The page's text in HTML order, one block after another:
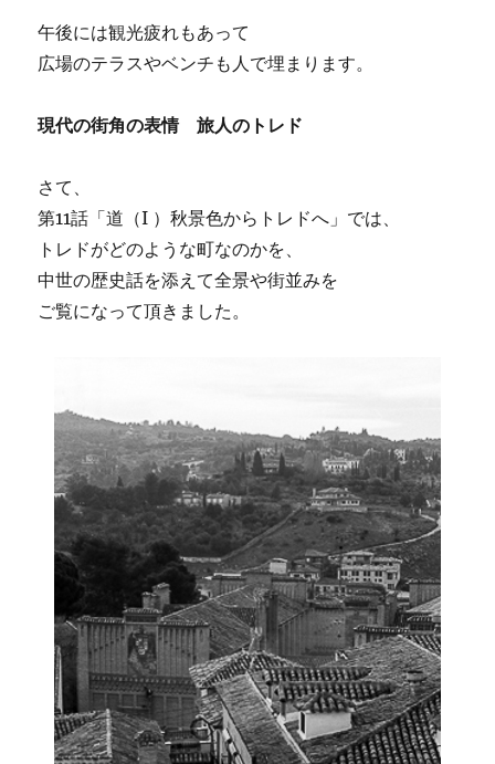
午後には観光疲れもあって
広場のテラスやベンチも人で埋まります。
現代の街角の表情 旅人のトレド
さて、
第11話「道（I ）秋景色からトレドへ」では、
トレドがどのような町なのかを、
中世の歴史話を添えて全景や街並みを
ご覧になって頂きました。